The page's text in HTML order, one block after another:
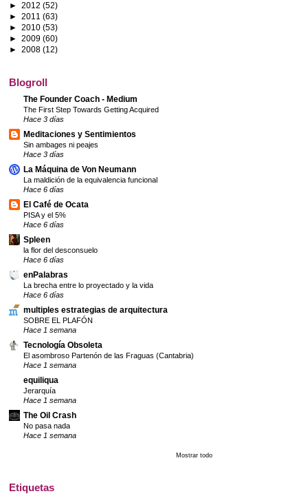
► 2012 (52)
► 2011 (63)
► 2010 (53)
► 2009 (60)
► 2008 (12)
Blogroll
The Founder Coach - Medium
The First Step Towards Getting Acquired
Hace 3 días
Meditaciones y Sentimientos
Sin ambages ni peajes
Hace 3 días
La Máquina de Von Neumann
La maldición de la equivalencia funcional
Hace 6 días
El Café de Ocata
PISA y el 5%
Hace 6 días
Spleen
la flor del desconsuelo
Hace 6 días
enPalabras
La brecha entre lo proyectado y la vida
Hace 6 días
multiples estrategias de arquitectura
SOBRE EL PLAFÓN
Hace 1 semana
Tecnología Obsoleta
El asombroso Partenón de las Fraguas (Cantabria)
Hace 1 semana
equiliqua
Jerarquía
Hace 1 semana
The Oil Crash
No pasa nada
Hace 1 semana
Mostrar todo
Etiquetas